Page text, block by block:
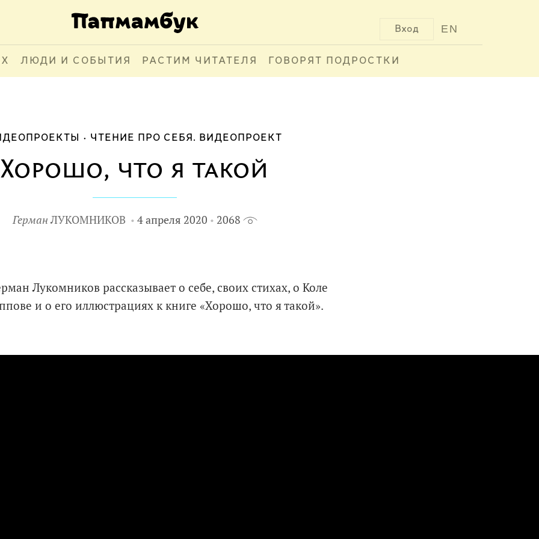
EN
Вход
ЛЮДИ И СОБЫТИЯ РАСТИМ ЧИТАТЕЛЯ ГОВОРЯТ ПОДРОСТКИ
ЧТЕНИЕ ПРО СЕБЯ. ВИДЕОПРОЕКТ
Хорошо, что я такой
Герман ЛУКОМНИКОВ 4 апреля 2020 2068
Лукомников рассказывает о себе, своих стихах, о Коле
и о его иллюстрациях к книге «Хорошо, что я такой».